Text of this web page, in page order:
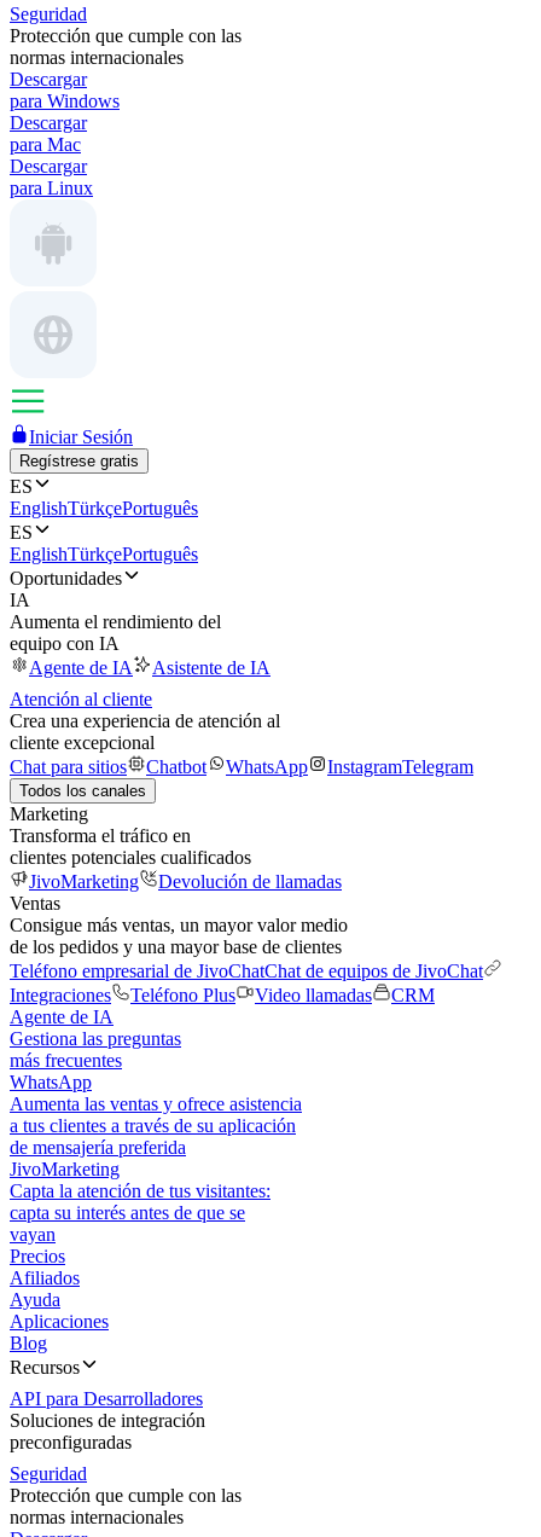
Seguridad
Protección que cumple con las
normas internacionales
Descargar
para Windows
Descargar
para Mac
Descargar
para Linux
Iniciar Sesión
Regístrese gratis
ES
EnglishTürkçePortuguês
ES
EnglishTürkçePortuguês
Oportunidades
IA
Aumenta el rendimiento del
equipo con IA
Agente de IA
Asistente de IA
Atención al cliente
Crea una experiencia de atención al
cliente excepcional
Chat para sitios
Chatbot WhatsApp InstagramTelegram
Todos los canales
Marketing
Transforma el tráfico en
clientes potenciales cualificados
JivoMarketing
Devolución de llamadas
Ventas
Consigue más ventas, un mayor valor medio
de los pedidos y una mayor base de clientes
Teléfono empresarial de JivoChatChat de equipos de JivoChat
Integraciones
Teléfono Plus Video llamadas
CRM
Agente de IA
Gestiona las preguntas
más frecuentes
WhatsApp
Aumenta las ventas y ofrece asistencia
a tus clientes a través de su aplicación
de mensajería preferida
JivoMarketing
Capta la atención de tus visitantes:
capta su interés antes de que se
vayan
Precios
Afiliados
Ayuda
Aplicaciones
Blog
Recursos
API para Desarrolladores
Soluciones de integración
preconfiguradas
Seguridad
Protección que cumple con las
normas internacionales